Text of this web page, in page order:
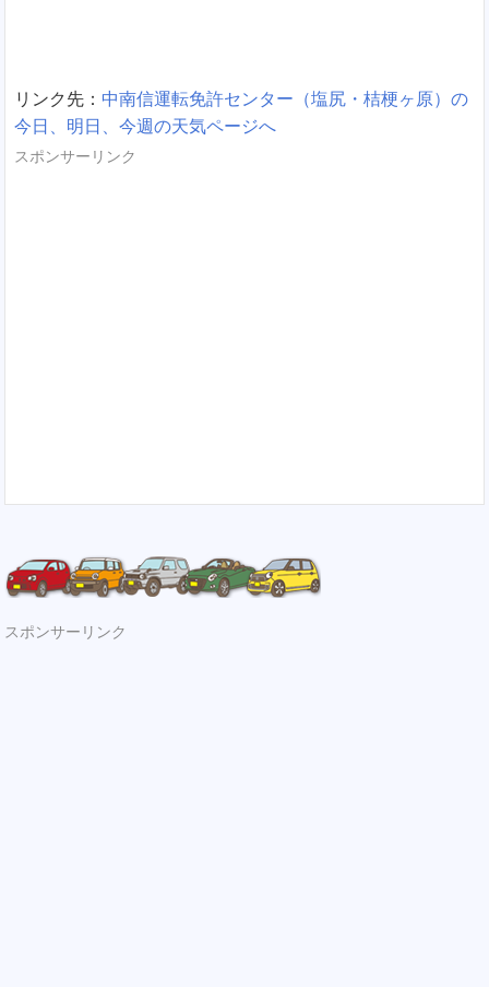
リンク先： 中南信運転免許センター（塩尻・桔梗ヶ原）の
今日、明日、今週の天気ページへ
スポンサーリンク
スポンサーリンク